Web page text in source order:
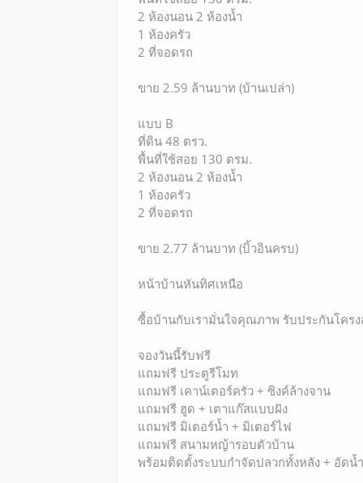
2 ห้องนอน 2 ห้องน้ำ
1 ห้องครัว
2 ที่จอดรถ
ขาย 2.59 ล้านบาท (บ้านเปล่า)
แบบ B
ที่ดิน 48 ตรว.
พื้นที่ใช้สอย 130 ตรม.
2 ห้องนอน 2 ห้องน้ำ
1 ห้องครัว
2 ที่จอดรถ
ขาย 2.77 ล้านบาท (บิ้วอินครบ)
หน้าบ้านหันทิศเหนือ
ซื้อบ้านกับเรามั่นใจคุณภาพ รับประกันโคร
จองวันนี้รับฟรี
แถมฟรี ประตูรีโมท
แถมฟรี เคาน์เตอร์ครัว + ซิงค์ล้างจาน
แถมฟรี ฮูด + เตาแก๊สแบบฝัง
แถมฟรี มิเตอร์น้ำ + มิเตอร์ไฟ
แถมฟรี สนามหญ้ารอบตัวบ้าน
พร้อมติดตั้งระบบกำจัดปลวกทั้งหลัง + อัดน้